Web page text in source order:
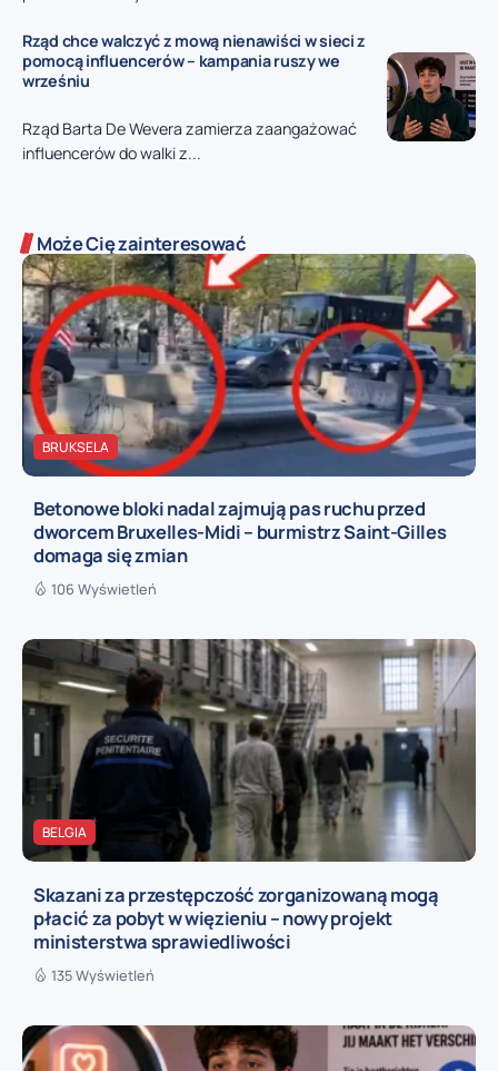
Rząd chce walczyć z mową nienawiści w sieci z
pomocą influencerów – kampania ruszy we
wrześniu
Rząd Barta De Wevera zamierza zaangażować
influencerów do walki z...
Może Cię zainteresować
BRUKSELA
Betonowe bloki nadal zajmują pas ruchu przed
dworcem Bruxelles-Midi – burmistrz Saint-Gilles
domaga się zmian
106 Wyświetleń
BELGIA
Skazani za przestępczość zorganizowaną mogą
płacić za pobyt w więzieniu – nowy projekt
ministerstwa sprawiedliwości
135 Wyświetleń